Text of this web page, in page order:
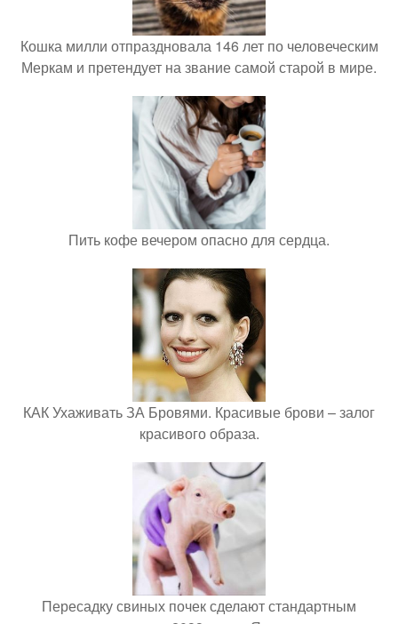
Кошка милли отпраздновала 146 лет по человеческим
Меркам и претендует на звание самой старой в мире.
Пить кофе вечером опасно для сердца.
КАК Ухаживать ЗА Бровями. Красивые брови – залог
красивого образа.
Пересадку свиных почек сделают стандартным